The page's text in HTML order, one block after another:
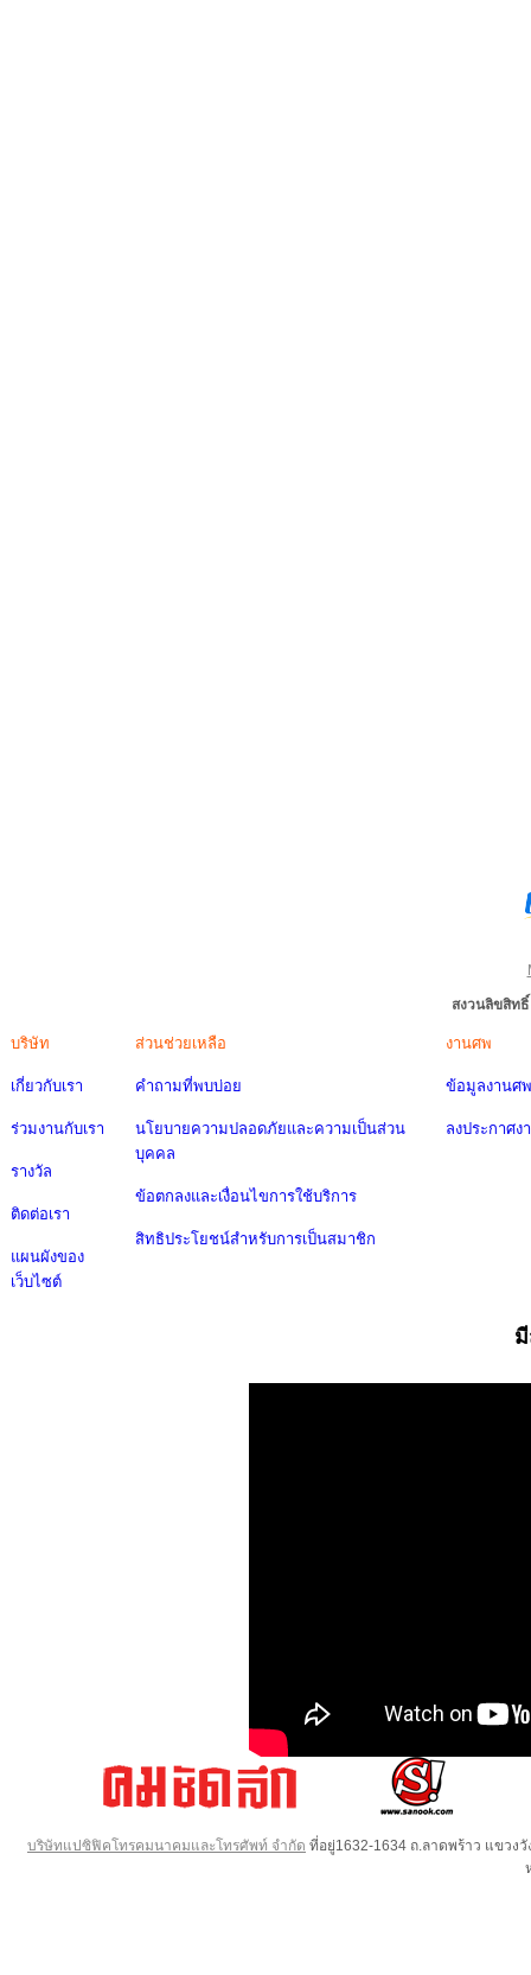
สงวนลิขสิท
บริษัท
เกี่ยวกับเรา
ร่วมงานกับเรา
รางวัล
ติดต่อเรา
แผนผังของ
เว็บไซต์
ส่วนช่วยเหลือ
คำถามที่พบบ่อย
นโยบายความปลอดภัยและความเป็นส่วน
บุคคล
ข้อตกลงและเงื่อนไขการใช้บริการ
สิทธิประโยชน์สำหรับการเป็นสมาชิก
งานศพ
ข้อมูลงานศพ
ลงประกาศง
บริษัทแปซิฟิคโทรคมนาคมและโทรศัพท์ จำกัด ที่อยู่1632-1634 ถ.ลาดพร้าว แขวง